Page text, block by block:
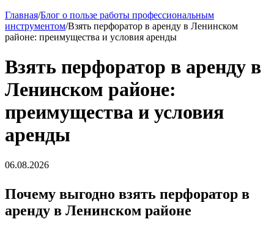
Главная/Блог о пользе работы профессиональным
инструментом/Взять перфоратор в аренду в Ленинском
районе: преимущества и условия аренды
Взять перфоратор в аренду в
Ленинском районе:
преимущества и условия
аренды
06.08.2026
Почему выгодно взять перфоратор в
аренду в Ленинском районе